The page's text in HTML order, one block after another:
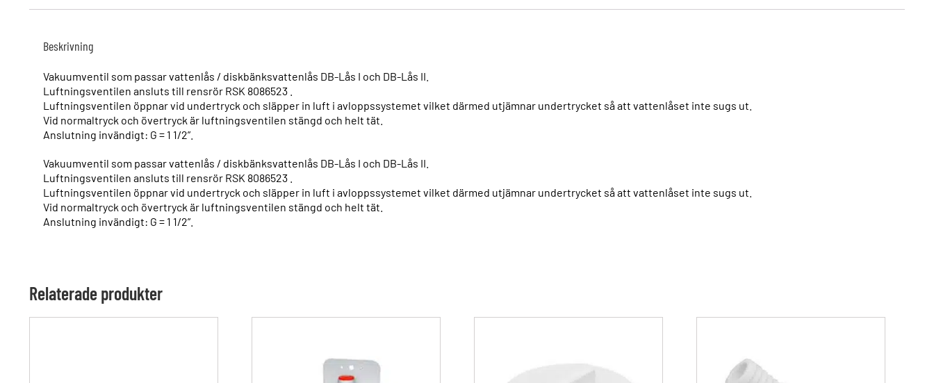
Beskrivning
Vakuumventil som passar vattenlås / diskbänksvattenlås DB-Lås I och DB-Lås II.
Luftningsventilen ansluts till rensrör RSK 8086523 .
Luftningsventilen öppnar vid undertryck och släpper in luft i avloppssystemet vilket därmed utjämnar undertrycket så att vattenlåset inte sugs ut.
Vid normaltryck och övertryck är luftningsventilen stängd och helt tät.
Anslutning invändigt: G = 1 1/2”.
Vakuumventil som passar vattenlås / diskbänksvattenlås DB-Lås I och DB-Lås II.
Luftningsventilen ansluts till rensrör RSK 8086523 .
Luftningsventilen öppnar vid undertryck och släpper in luft i avloppssystemet vilket därmed utjämnar undertrycket så att vattenlåset inte sugs ut.
Vid normaltryck och övertryck är luftningsventilen stängd och helt tät.
Anslutning invändigt: G = 1 1/2”.
Relaterade produkter